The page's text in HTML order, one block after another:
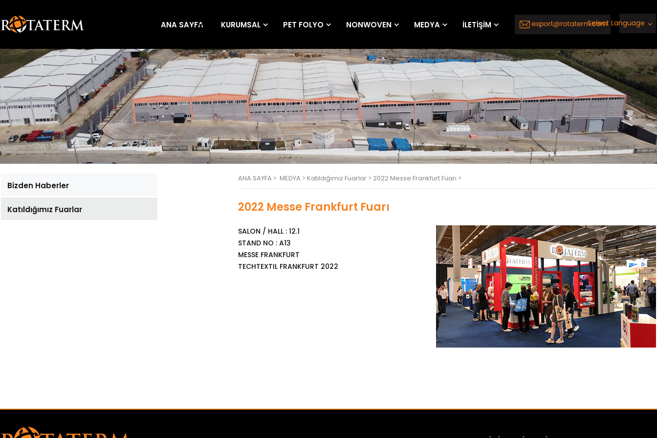
Select Language
ANA SAYFA KURUMSAL PET FOLYO NONWOVEN MEDYA İLETİŞİM
Bizden Haberler
Katıldığımız Fuarlar
ANA SAYFA > MEDYA > Katıldığımız Fuarlar > 2022 Messe Frankfurt Fuarı >
2022 Messe Frankfurt Fuarı
SALON / HALL : 12.1
STAND NO : A13
MESSE FRANKFURT
TECHTEXTIL FRANKFURT 2022